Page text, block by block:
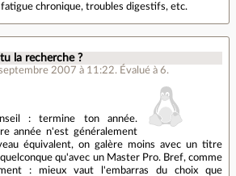
chronique, troubles digestifs, etc.
la recherche ?
2007 à 11:22. Évalué à 6.
: termine ton année.
année n'est généralement
équivalent, on galère moins avec un titre
qu'avec un Master Pro. Bref, comme
: mieux vaut l'embarras du choix que